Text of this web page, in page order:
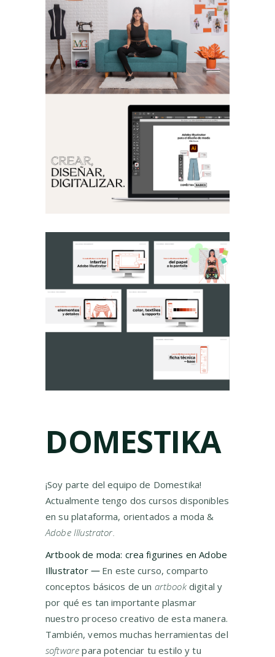
DOMESTIKA
¡Soy parte del equipo de Domestika!
Actualmente tengo dos cursos disponibles
en su plataforma, orientados a moda &
Adobe Illustrator.
Artbook de moda: crea figurines en Adobe
Illustrator— En este curso, comparto
conceptos básicos de un artbookdigital y
por qué es tan importante plasmar
nuestro proceso creativo de esta manera.
También, vemos muchas herramientas del
software para potenciar tu estilo y tu